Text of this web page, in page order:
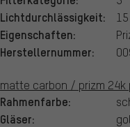
Lichtdurchlässigkeit:
Eigenschaften:
Herstellernummer:
matte carbon / prizm 24k
Rahmenfarbe:
Gläser: